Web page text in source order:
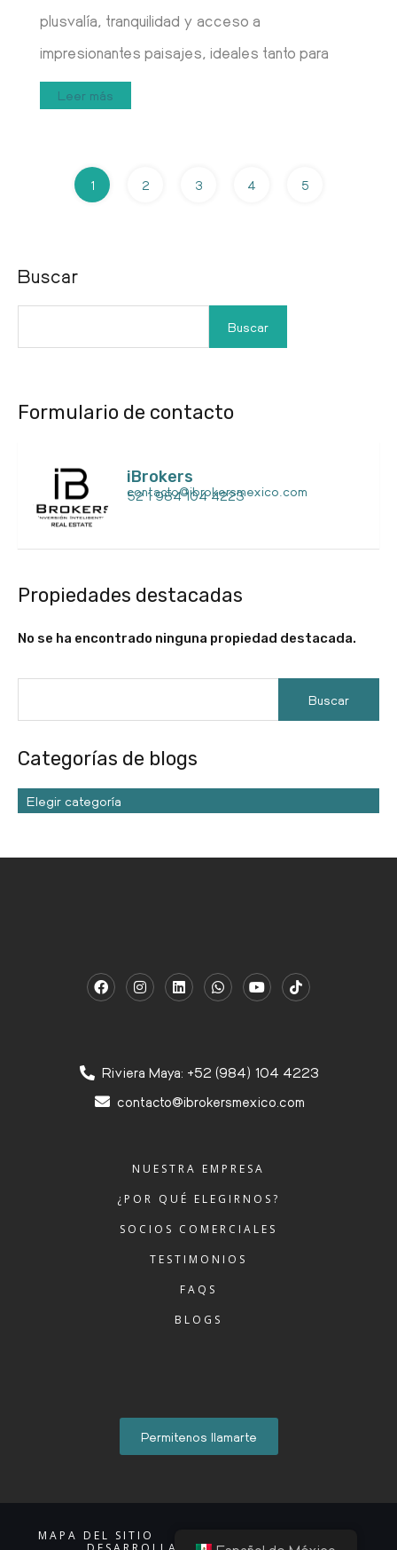
plusvalía, tranquilidad y acceso a
impresionantes paisajes, ideales tanto para
Leer más
1 2 3 4 5
Buscar
Buscar
Formulario de contacto
iBrokers
contacto@ibrokersmexico.com
52 1 984 104 4223
Propiedades destacadas
No se ha encontrado ninguna propiedad destacada.
Categorías de blogs
Elegir categoría
Riviera Maya: +52 (984) 104 4223
contacto@ibrokersmexico.com
NUESTRA EMPRESA
¿POR QUÉ ELEGIRNOS?
SOCIOS COMERCIALES
TESTIMONIOS
FAQS
BLOGS
Permitenos llamarte
MAPA DEL SITIO